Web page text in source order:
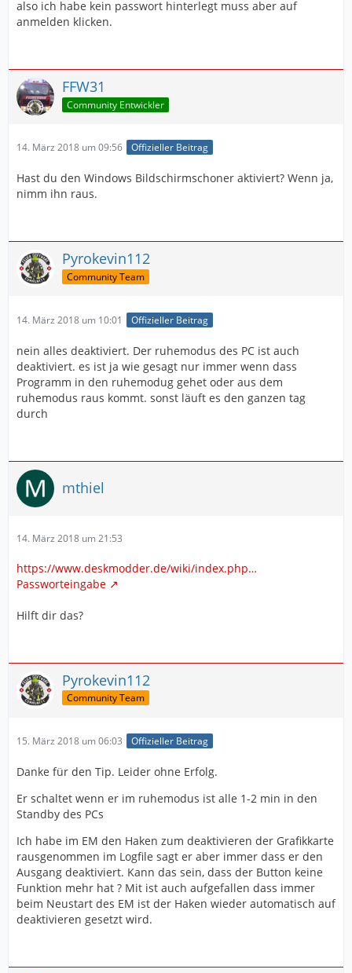
also ich habe kein passwort hinterlegt muss aber auf
anmelden klicken.
FFW31
Community Entwickler
14. März 2018 um 09:56 Offizieller Beitrag
Hast du den Windows Bildschirmschoner aktiviert? Wenn ja,
nimm ihn raus.
Pyrokevin112
Community Team
14. März 2018 um 10:01 Offizieller Beitrag
nein alles deaktiviert. Der ruhemodus des PC ist auch
deaktiviert. es ist ja wie gesagt nur immer wenn dass
Programm in den ruhemodug gehet oder aus dem
ruhemodus raus kommt. sonst läuft es den ganzen tag
durch
mthiel
14. März 2018 um 21:53
https://www.deskmodder.de/wiki/index.php…
Passworteingabe
Hilft dir das?
Pyrokevin112
Community Team
15. März 2018 um 06:03 Offizieller Beitrag
Danke für den Tip. Leider ohne Erfolg.
Er schaltet wenn er im ruhemodus ist alle 1-2 min in den
Standby des PCs
Ich habe im EM den Haken zum deaktivieren der Grafikkarte
rausgenommen im Logfile sagt er aber immer dass er den
Ausgang deaktiviert. Kann das sein, dass der Button keine
Funktion mehr hat ? Mit ist auch aufgefallen dass immer
beim Neustart des EM ist der Haken wieder automatisch auf
deaktivieren gesetzt wird.